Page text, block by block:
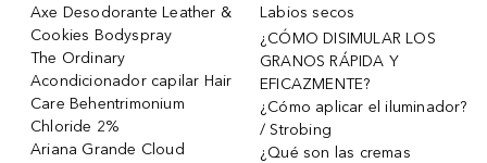
Axe Desodorante Leather &
Cookies Bodyspray
The Ordinary
Acondicionador capilar Hair
Care Behentrimonium
Chloride 2%
Ariana Grande Cloud
Labios secos
¿CÓMO DISIMULAR LOS
GRANOS RÁPIDA Y
EFICAZMENTE?
¿Cómo aplicar el iluminador?
/ Strobing
¿Qué son las cremas